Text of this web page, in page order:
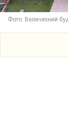
Фото: Величезний